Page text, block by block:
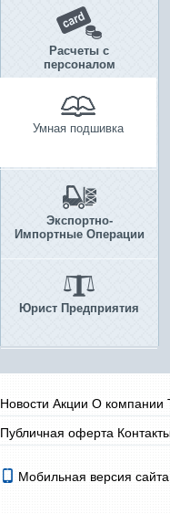
Расчеты с
персоналом
Умная подшивка
Экспортно-
Импортные Операции
Юрист Предприятия
Новости Акции О компании
Публичная оферта
Мобильная версия сайта